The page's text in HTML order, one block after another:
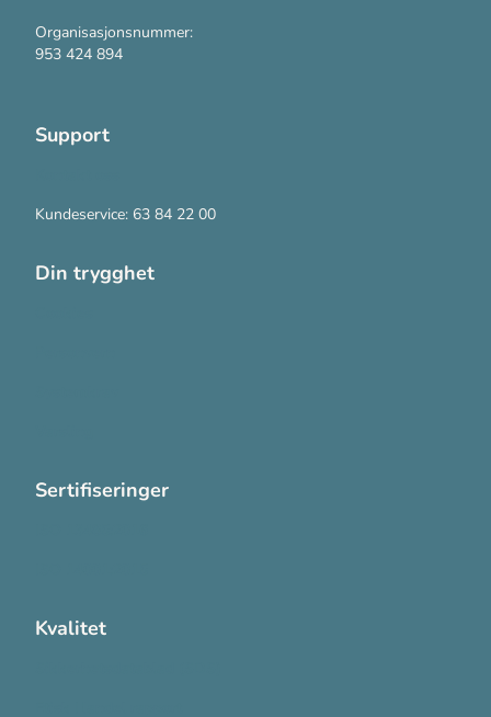
Organisasjonsnummer:
953 424 894
Support
Kundeservice: 63 84 22 00
Din trygghet
Sertifiseringer
Kvalitet